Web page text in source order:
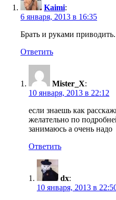
Kaimi:
6 января, 2013 в 16:35
Брать и руками приводить.
Ответить
Mister_X:
10 января, 2013 в 22:12
если знаешь как
желательно по
занимаюсь а очень надо
Ответить
dx:
10 января, 2013 в